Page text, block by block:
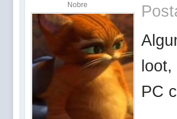
Nobre
loot,
PC